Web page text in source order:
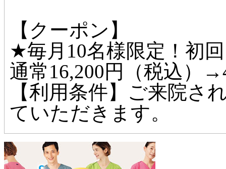
【クーポン】
★毎月10名様限定！初
通常16,200円（税込）
【利用条件】ご来院さ
ていただきます。